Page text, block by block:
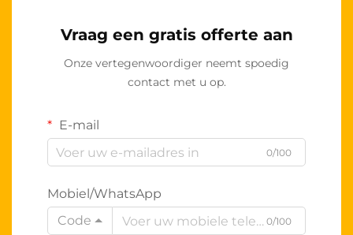
Vraag een gratis offerte aan
Onze vertegenwoordiger neemt spoedig
contact met u op.
E-mail
0/100
Mobiel/WhatsApp
Code
0/100